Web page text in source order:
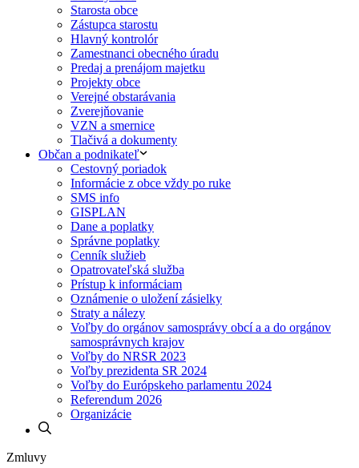
Starosta obce
Zástupca starostu
Hlavný kontrolór
Zamestnanci obecného úradu
Predaj a prenájom majetku
Projekty obce
Verejné obstarávania
Zverejňovanie
VZN a smernice
Tlačivá a dokumenty
Občan a podnikateľ
Cestovný poriadok
Informácie z obce vždy po ruke
SMS info
GISPLAN
Dane a poplatky
Správne poplatky
Cenník služieb
Opatrovateľská služba
Prístup k informáciam
Oznámenie o uložení zásielky
Straty a nálezy
Voľby do orgánov samosprávy obcí a a do orgánov
samosprávnych krajov
Voľby do NRSR 2023
Voľby prezidenta SR 2024
Voľby do Európskeho parlamentu 2024
Referendum 2026
Organizácie
Zmluvy